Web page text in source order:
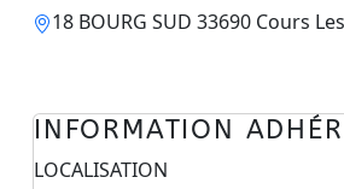
18 BOURG SUD 33690 Cours
INFORMATION
LOCALISATION